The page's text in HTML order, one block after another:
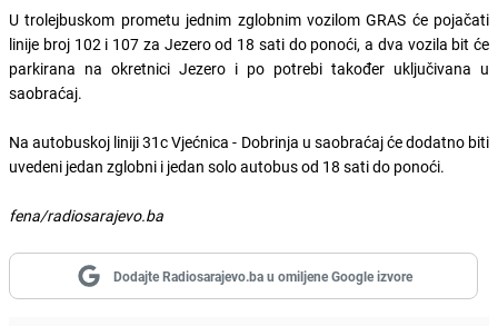
U trolejbuskom prometu jednim zglobnim vozilom GRAS će pojačati
linije broj 102 i 107 za Jezero od 18 sati do ponoći, a dva vozila bit će
parkirana na okretnici Jezero i po potrebi također uključivana u
saobraćaj.
Na autobuskoj liniji 31c Vjećnica - Dobrinja u saobraćaj će dodatno biti
uvedeni jedan zglobni i jedan solo autobus od 18 sati do ponoći.
fena/radiosarajevo.ba
Dodajte Radiosarajevo.ba u omiljene Google izvore